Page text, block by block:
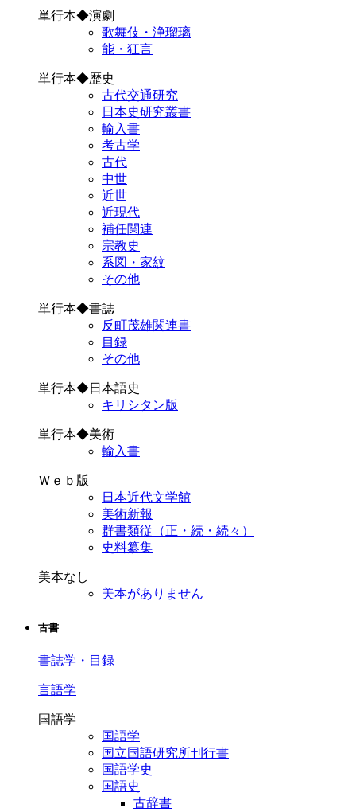
単行本◆演劇
歌舞伎・浄瑠璃
能・狂言
単行本◆歴史
古代交通研究
日本史研究叢書
輸入書
考古学
古代
中世
近世
近現代
補任関連
宗教史
系図・家紋
その他
単行本◆書誌
反町茂雄関連書
目録
その他
単行本◆日本語史
キリシタン版
単行本◆美術
輸入書
Ｗｅｂ版
日本近代文学館
美術新報
群書類従（正・続・続々）
史料纂集
美本なし
美本がありません
古書
書誌学・目録
言語学
国語学
国語学
国立国語研究所刊行書
国語学史
国語史
古辞書